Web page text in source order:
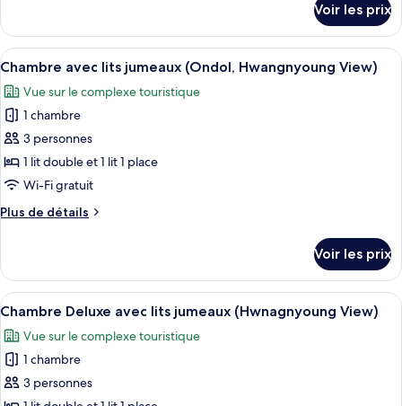
(Ondol,
Hwangnyoung
View)
le
type
de
Chambre
Tradition
(Ondol,
Hwangnyoung
View)
Voir les prix
Afficher
toutes
les
photos
pour
ce
type
chambre :
lits
jumeaux
(Ondol,
Hwangnyoung
View)
Literie hypoallergénique, coffres-
3
Chambre avec lits jumeaux (Ondol, Hwangnyoung View)
Vue sur le complexe touristique
1 chambre
3 personnes
1 lit double et 1 lit 1 place
Wi-Fi gratuit
Plus de détails
Plus
le
type
de
Chambre
avec
lits
jumeaux
Voir les prix
Afficher
toutes
les
photos
pour
Une chambre d’hôtel moderne,
4
Chambre Deluxe avec lits jumeaux (Hwnagnyoung View)
Vue sur le complexe touristique
1 chambre
3 personnes